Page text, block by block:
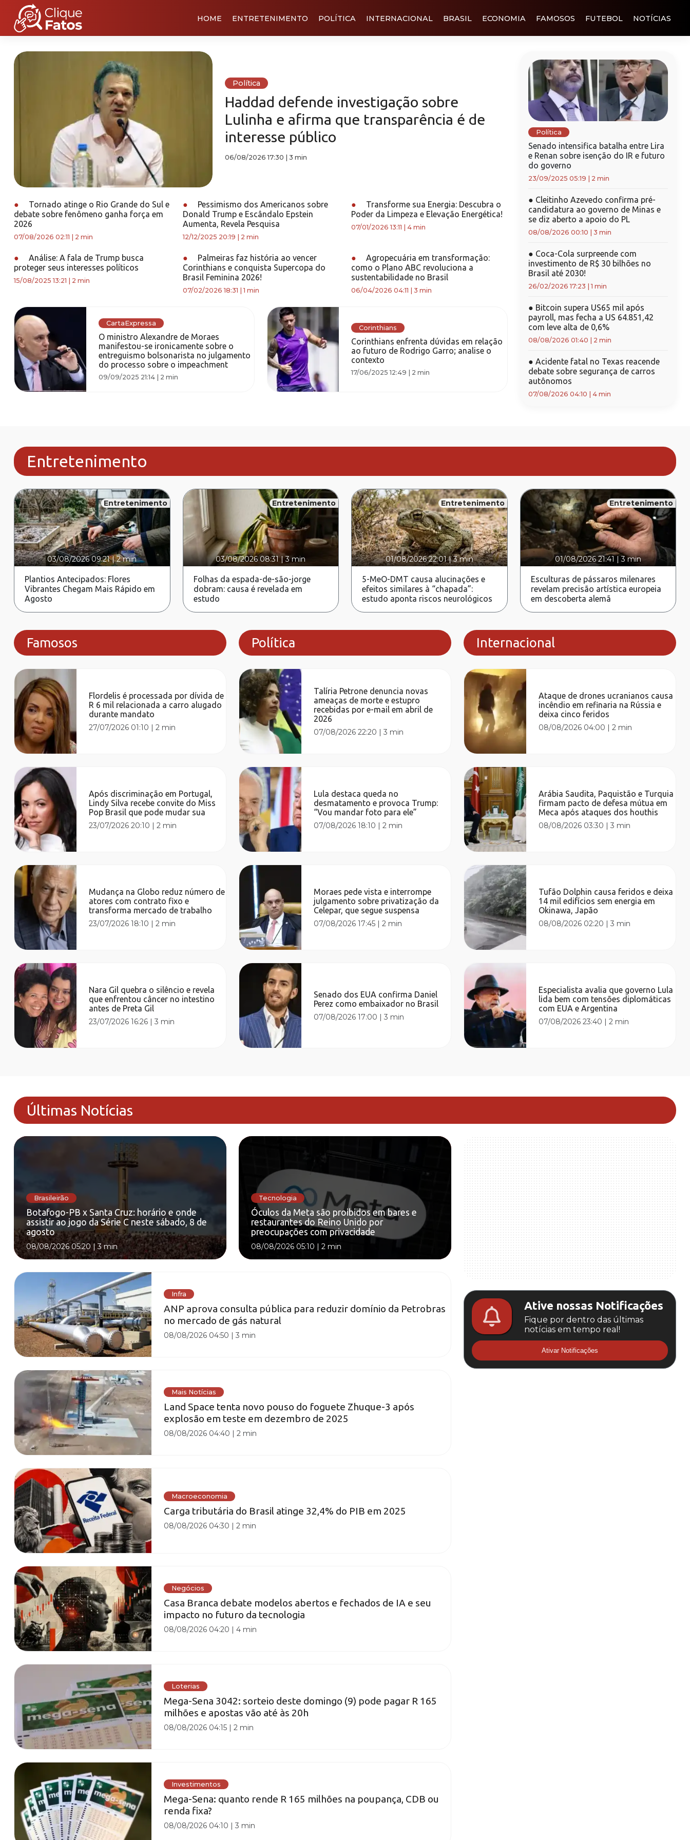
HOME ENTRETENIMENTO POLÍTICA INTERNACIONAL BRASIL ECONOMIA FAMOSOS FUTEBOL NOTÍCIAS
Política
Haddad defende investigação sobre
Lulinha e afirma que transparência é de
interesse público
06/08/2026 17:30 3 min
●
Tornado atinge o Rio Grande do Sul e
debate sobre fenômeno ganha força em
2026
07/08/2026 02:11 2 min
●
Pessimismo dos Americanos sobre
Donald Trump e Escândalo Epstein
Aumenta, Revela Pesquisa
12/12/2025 20:19 2 min
●
Transforme sua Energia: Descubra o
Poder da Limpeza e Elevação Energética!
07/01/2026 13:11 4 min
●
Análise: A fala de Trump busca
proteger seus interesses políticos
15/08/2025 13:21 2 min
●
Palmeiras faz história ao vencer
Corinthians e conquista Supercopa do
Brasil Feminina 2026!
07/02/2026 18:31 |1 min
●
Agropecuária em transformação:
como o Plano ABC revoluciona a
sustentabilidade no Brasil
06/04/2026 04:11 3 min
CartaExpressa
O ministro Alexandre de Moraes
manifestou-se ironicamente sobre o
entreguismo bolsonarista no julgamento
do processo sobre o impeachment
09/09/2025 21:14| 2 min
Corinthians
Corinthians enfrenta dúvidas em relação
ao futuro de Rodrigo Garro; analise o
contexto
17/06/2025 12:49 | 2 min
Política
Senado intensifica batalha entre Lira
e Renan sobre isenção do IR e futuro
do governo
23/09/2025 05:19 2 min
● Cleitinho Azevedo confirma pré-
candidatura ao governo de Minas e
se diz aberto a apoio do PL
08/08/2026 00:10 3 min
● Coca-Cola surpreende com
investimento de R$ 30 bilhões no
Brasil até 2030!
26/02/2026 17:23 |1 min
● Bitcoin supera US65 mil após
payroll, mas fecha a US 64.851,42
com leve alta de 0,6%
08/08/2026 01:40 2 min
● Acidente fatal no Texas reacende
debate sobre segurança de carros
autônomos
07/08/2026 04:10 4 min
Entretenimento
Entretenimento
03/08/2026 09:21|2 min
Plantios Antecipados: Flores
Vibrantes Chegam Mais Rápido em
Agosto
Entretenimento
03/08/2026 08:31|3 min
Folhas da espada-de-são-jorge
dobram: causa é revelada em
estudo
Entretenimento
01/08/2026 22:01|3 min
5-MeO-DMT causa alucinações e
efeitos similares à “chapada”:
estudo aponta riscos neurológicos
Entretenimento
01/08/2026 21:41 |3 min
Esculturas de pássaros milenares
revelam precisão artística europeia
em descoberta alemã
Famosos
Flordelis é processada por dívida de
R 6 mil relacionada a carro alugado
durante mandato
27/07/2026 01:10 |2 min
Após discriminação em Portugal,
Lindy Silva recebe convite do Miss
Pop Brasil que pode mudar sua
23/07/2026 20:10 |2 min
Mudança na Globo reduz número de
atores com contrato fixo e
transforma mercado de trabalho
23/07/2026 18:10 |2 min
Nara Gil quebra o silêncio e revela
que enfrentou câncer no intestino
antes de Preta Gil
23/07/2026 16:26 |3 min
Política
Talíria Petrone denuncia novas
ameaças de morte e estupro
recebidas por e-mail em abril de
2026
07/08/2026 22:20 |3 min
Lula destaca queda no
desmatamento e provoca Trump:
“Vou mandar foto para ele”
07/08/2026 18:10 |2 min
Moraes pede vista e interrompe
julgamento sobre privatização da
Celepar, que segue suspensa
07/08/2026 17:45 |2 min
Senado dos EUA confirma Daniel
Perez como embaixador no Brasil
07/08/2026 17:00 |3 min
Internacional
Ataque de drones ucranianos causa
incêndio em refinaria na Rússia e
deixa cinco feridos
08/08/2026 04:00 |2 min
Arábia Saudita, Paquistão e Turquia
firmam pacto de defesa mútua em
Meca após ataques dos houthis
08/08/2026 03:30 |3 min
Tufão Dolphin causa feridos e deixa
14 mil edifícios sem energia em
Okinawa, Japão
08/08/2026 02:20 |3 min
Especialista avalia que governo Lula
lida bem com tensões diplomáticas
com EUA e Argentina
07/08/2026 23:40 |2 min
Últimas Notícias
Brasileirão
Botafogo-PB x Santa Cruz: horário e onde
assistir ao jogo da Série C neste sábado, 8 de
agosto
08/08/2026 05:20|3 min
Tecnologia
Óculos da Meta são proibidos em bares e
restaurantes do Reino Unido por
preocupações com privacidade
08/08/2026 05:10 | 2 min
Infra
ANP aprova consulta pública para reduzir domínio da Petrobras
no mercado de gás natural
08/08/2026 04:50 |3 min
Mais Notícias
Land Space tenta novo pouso do foguete Zhuque-3 após
explosão em teste em dezembro de 2025
08/08/2026 04:40 |2 min
Macroeconomia
Carga tributária do Brasil atinge 32,4% do PIB em 2025
08/08/2026 04:30 |2 min
Negócios
Casa Branca debate modelos abertos e fechados de IA e seu
impacto no futuro da tecnologia
08/08/2026 04:20 |4 min
Loterias
Mega-Sena 3042: sorteio deste domingo (9) pode pagar R 165
milhões e apostas vão até às 20h
08/08/2026 04:15 |2 min
Investimentos
Mega-Sena: quanto rende R 165 milhões na poupança, CDB ou
renda fixa?
08/08/2026 04:10 |3 min
Ative nossas Notificações
Fique por dentro das últimas
notícias em tempo real!
Ativar Notificações